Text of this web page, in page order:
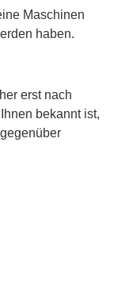
Maschinen
haben.
erst nach
bekannt ist,